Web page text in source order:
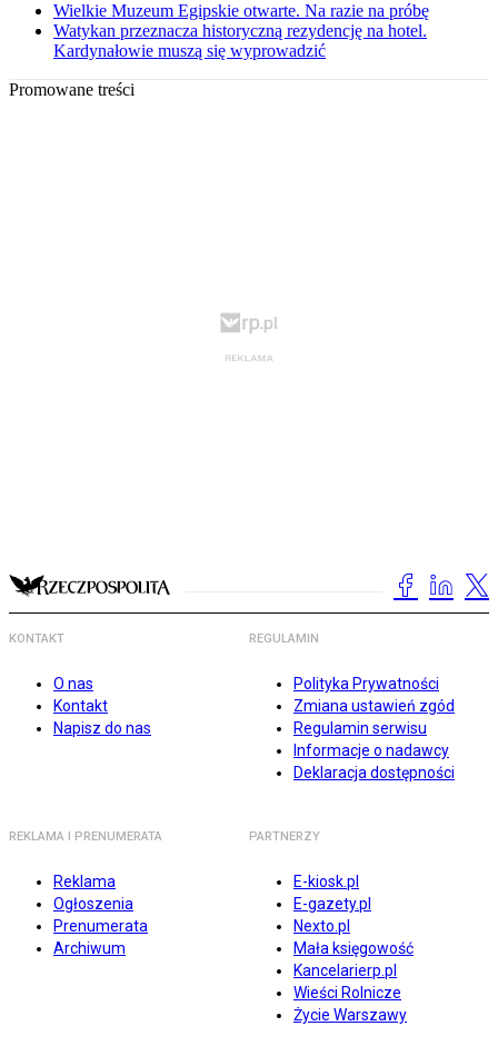
Wielkie Muzeum Egipskie otwarte. Na razie na próbę
Watykan przeznacza historyczną rezydencję na hotel.
Kardynałowie muszą się wyprowadzić
Promowane treści
KONTAKT
O nas
Kontakt
Napisz do nas
REGULAMIN
Polityka Prywatności
Zmiana ustawień zgód
Regulamin serwisu
Informacje o nadawcy
Deklaracja dostępności
REKLAMA I PRENUMERATA
Reklama
Ogłoszenia
Prenumerata
Archiwum
PARTNERZY
E-kiosk.pl
E-gazety.pl
Nexto.pl
Mała księgowość
Kancelarierp.pl
Wieści Rolnicze
Życie Warszawy